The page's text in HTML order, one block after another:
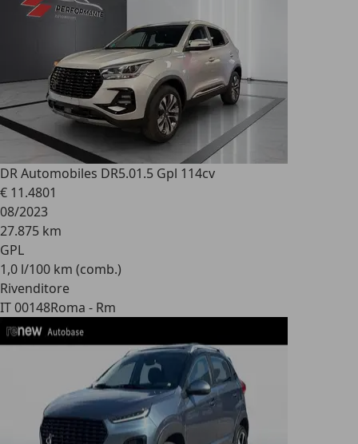
DR Automobiles DR5.01.5 Gpl 114cv
€ 11.4801
08/2023
27.875 km
GPL
1,0 l/100 km (comb.)
Rivenditore
IT 00148Roma - Rm